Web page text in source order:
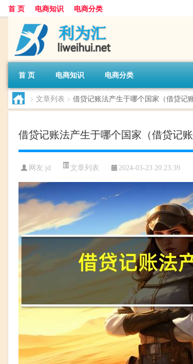
首 页 电商知识 电商分类
首 页 电商知识 电商分类
> 文章列表 > 借贷记账法产生于哪个国家（借贷记账
借贷记账法产生于哪个国家（借贷记账
网友:jd 文章列表 2024-03-23 20:23:39